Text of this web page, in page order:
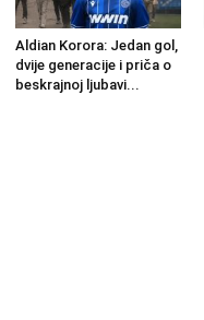
Aldian Korora: Jedan gol,
dvije generacije i priča o
beskrajnoj ljubavi...